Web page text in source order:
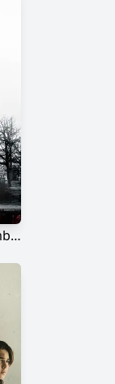
Caminando entre las tumbas